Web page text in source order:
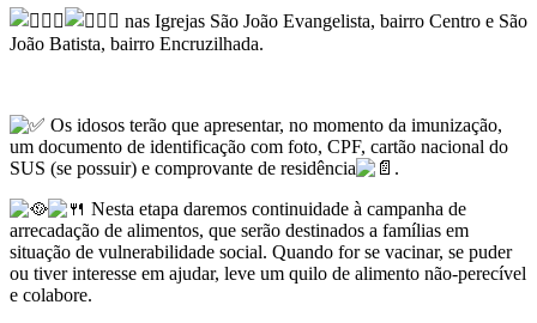
nas Igrejas São João Evangelista, bairro Centro e São
João Batista, bairro Encruzilhada.
Os idosos terão que apresentar, no momento da imunização,
um documento de identificação com foto, CPF, cartão nacional do
SUS (se possuir) e comprovante de residência
.
Nesta etapa daremos continuidade à campanha de
arrecadação de alimentos, que serão destinados a famílias em
situação de vulnerabilidade social. Quando for se vacinar, se puder
ou tiver interesse em ajudar, leve um quilo de alimento não-perecível
e colabore.